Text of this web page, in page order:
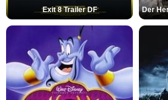
Exit 8 Trailer DF